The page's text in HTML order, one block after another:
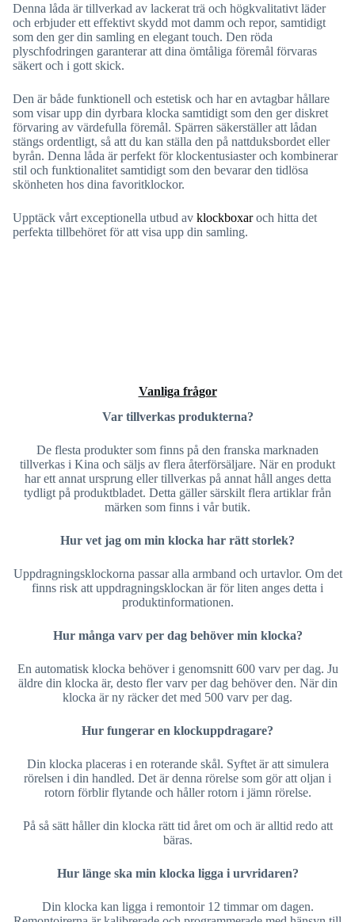
Denna låda är tillverkad av lackerat trä och högkvalitativt läder
och erbjuder ett effektivt skydd mot damm och repor, samtidigt
som den ger din samling en elegant touch. Den röda
plyschfodringen garanterar att dina ömtåliga föremål förvaras
säkert och i gott skick.
Den är både funktionell och estetisk och har en avtagbar hållare
som visar upp din dyrbara klocka samtidigt som den ger diskret
förvaring av värdefulla föremål. Spärren säkerställer att lådan
stängs ordentligt, så att du kan ställa den på nattduksbordet eller
byrån. Denna låda är perfekt för klockentusiaster och kombinerar
stil och funktionalitet samtidigt som den bevarar den tidlösa
skönheten hos dina favoritklockor.
Upptäck vårt exceptionella utbud av klockboxaroch hitta det
perfekta tillbehöret för att visa upp din samling.
Vanliga frågor
Var tillverkas produkterna?
De flesta produkter som finns på den franska marknaden
tillverkas i Kina och säljs av flera återförsäljare. När en produkt
har ett annat ursprung eller tillverkas på annat håll anges detta
tydligt på produktbladet. Detta gäller särskilt flera artiklar från
märken som finns i vår butik.
Hur vet jag om min klocka har rätt storlek?
Uppdragningsklockorna passar alla armband och urtavlor. Om det
finns risk att uppdragningsklockan är för liten anges detta i
produktinformationen.
Hur många varv per dag behöver min klocka?
En automatisk klocka behöver i genomsnitt 600 varv per dag. Ju
äldre din klocka är, desto fler varv per dag behöver den. När din
klocka är ny räcker det med 500 varv per dag.
Hur fungerar en klockuppdragare?
Din klocka placeras i en roterande skål. Syftet är att simulera
rörelsen i din handled. Det är denna rörelse som gör att oljan i
rotorn förblir flytande och håller rotorn i jämn rörelse.
På så sätt håller din klocka rätt tid året om och är alltid redo att
bäras.
Hur länge ska min klocka ligga i urvridaren?
Din klocka kan ligga i remontoir 12 timmar om dagen.